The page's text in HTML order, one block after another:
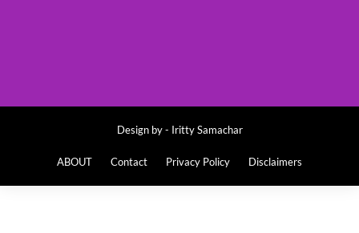
Design by - Iritty Samachar
ABOUT Contact Privacy Policy Disclaimers